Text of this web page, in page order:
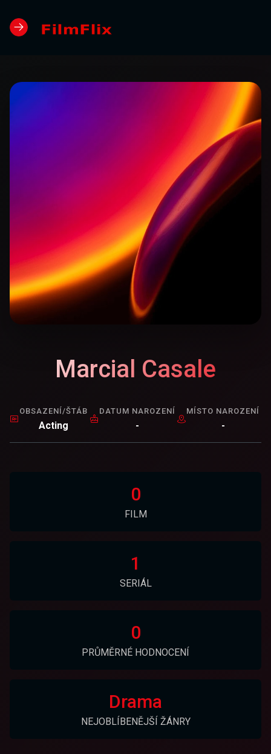
Marcial Casale
OBSAZENÍ/ŠTÁB
Acting
DATUM NAROZENÍ
-
MÍSTO NAROZENÍ
-
0
FILM
1
SERIÁL
0
PRŮMĚRNÉ HODNOCENÍ
Drama
NEJOBLÍBENĚJŠÍ ŽÁNRY